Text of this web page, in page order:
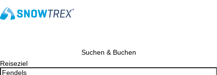
Suchen & Buchen
Reiseziel